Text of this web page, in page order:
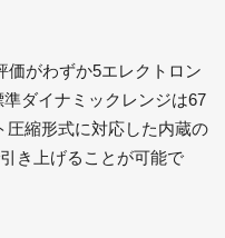
価がわずか5エレクトロン
ダイナミックレンジは67
圧縮形式に対応した内蔵の
き上げることが可能で